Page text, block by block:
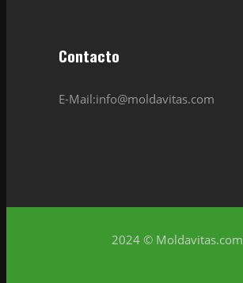
Contacto
E-Mail:info@moldavitas.com
2024 © Moldavitas.com